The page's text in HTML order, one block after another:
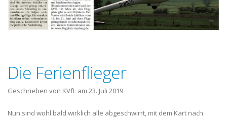
Die Ferienflieger
Geschrieben von KVfL am 23. Juli 2019
Nun sind wohl bald wirklich alle abgeschwirrt, mit dem Kart nach